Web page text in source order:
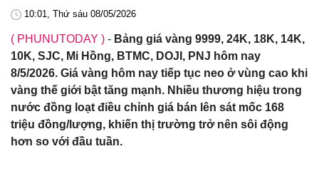
10:01, Thứ sáu 08/05/2026
( PHUNUTODAY ) - Bảng giá vàng 9999, 24K, 18K, 14K,
10K, SJC, Mi Hồng, BTMC, DOJI, PNJ hôm nay
8/5/2026. Giá vàng hôm nay tiếp tục neo ở vùng cao khi
vàng thế giới bật tăng mạnh. Nhiều thương hiệu trong
nước đồng loạt điều chỉnh giá bán lên sát mốc 168
triệu đồng/lượng, khiến thị trường trở nên sôi động
hơn so với đầu tuần.